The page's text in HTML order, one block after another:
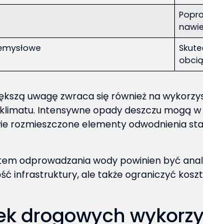
uwagę zwraca się również na
Intensywne opady deszczu mogą
rozmieszczone elementy odwodnienia
odprowadzania wody powinien być
infrastruktury, ale także ograniczyć
drogowych